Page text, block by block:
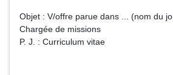
Objet : V/offre parue dans ... (nom du
Chargée de missions
P. J. : Curriculum vitae